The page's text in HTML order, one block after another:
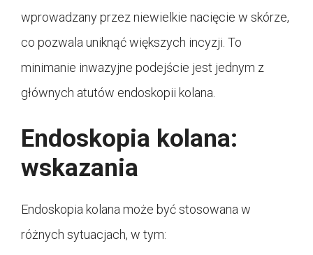
wprowadzany przez niewielkie nacięcie w skórze,
co pozwala uniknąć większych incyzji. To
minimanie inwazyjne podejście jest jednym z
głównych atutów endoskopii kolana.
Endoskopia kolana:
wskazania
Endoskopia kolana może być stosowana w
różnych sytuacjach, w tym: